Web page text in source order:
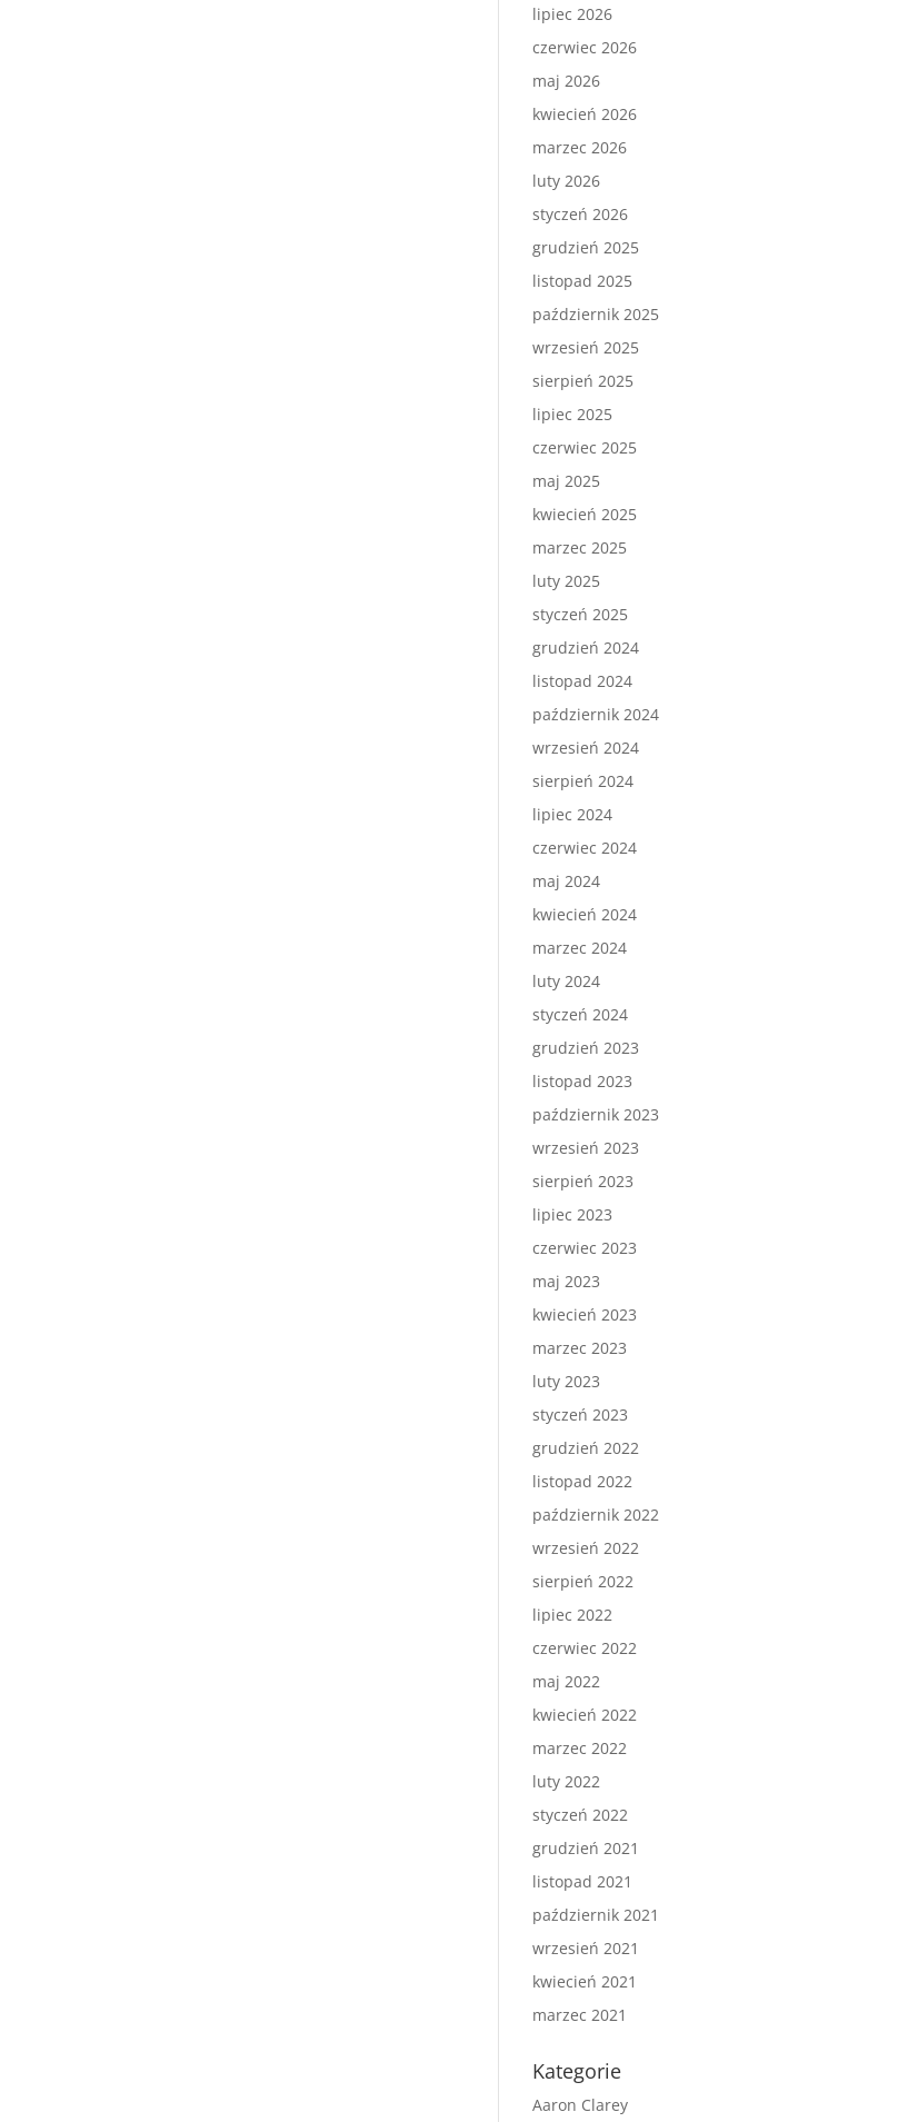
lipiec 2026
czerwiec 2026
maj 2026
kwiecień 2026
marzec 2026
luty 2026
styczeń 2026
grudzień 2025
listopad 2025
październik 2025
wrzesień 2025
sierpień 2025
lipiec 2025
czerwiec 2025
maj 2025
kwiecień 2025
marzec 2025
luty 2025
styczeń 2025
grudzień 2024
listopad 2024
październik 2024
wrzesień 2024
sierpień 2024
lipiec 2024
czerwiec 2024
maj 2024
kwiecień 2024
marzec 2024
luty 2024
styczeń 2024
grudzień 2023
listopad 2023
październik 2023
wrzesień 2023
sierpień 2023
lipiec 2023
czerwiec 2023
maj 2023
kwiecień 2023
marzec 2023
luty 2023
styczeń 2023
grudzień 2022
listopad 2022
październik 2022
wrzesień 2022
sierpień 2022
lipiec 2022
czerwiec 2022
maj 2022
kwiecień 2022
marzec 2022
luty 2022
styczeń 2022
grudzień 2021
listopad 2021
październik 2021
wrzesień 2021
kwiecień 2021
marzec 2021
Kategorie
Aaron Clarey